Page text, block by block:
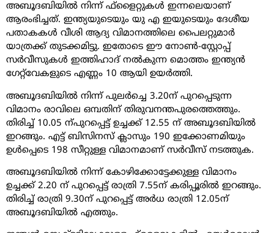
അബൂദബിയില്‍ നിന്ന് ഫ്‌ളൈറ്റുകള്‍ ഇന്നലെയാണ്
ആരംഭിച്ചത്. ഇന്ത്യയുടെയും യു എ ഇയുടെയും ദേശീയ
പതാകകള്‍ വീശി ആദ്യ വിമാനത്തിലെ പൈലറ്റുമാര്‍
യാത്രക്ക് തുടക്കമിട്ടു. ഇതോടെ ഈ നോണ്‍-സ്റ്റോപ്പ്
സര്‍വീസുകള്‍ ഇത്തിഹാദ് നല്‍കുന്ന മൊത്തം ഇന്ത്യന്‍
ഗേറ്റ്‌വേകളുടെ എണ്ണം 10 ആയി ഉയര്‍ത്തി.
അബൂദബിയില്‍ നിന്ന് പുലര്‍ച്ചെ 3.20ന് പുറപ്പെടുന്ന
വിമാനം രാവിലെ ഒമ്പതിന് തിരുവനന്തപുരത്തെത്തും.
തിരിച്ച് 10.05 ന്പുറപ്പെട്ട് ഉച്ചക്ക് 12.55 ന് അബൂദബിയില്‍
ഇറങ്ങും. എട്ട് ബിസിനസ് ക്ലാസും 190 ഇക്കോണമിയും
ഉള്‍പ്പെടെ 198 സീറ്റുള്ള വിമാനമാണ് സര്‍വീസ് നടത്തുക.
അബൂദബിയില്‍ നിന്ന് കോഴിക്കോട്ടേക്കുള്ള വിമാനം
ഉച്ചക്ക് 2.20 ന് പുറപ്പെട്ട് രാത്രി 7.55ന് കരിപ്പൂരില്‍ ഇറങ്ങും.
തിരിച്ച് രാത്രി 9.30ന് പുറപ്പെട്ട് അര്‍ധ രാത്രി 12.05ന്
അബൂദബിയില്‍ എത്തും.